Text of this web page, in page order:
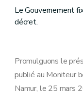
Le Gouvernement
décret.
Promulguons le
publié au Moniteur
Namur, le 25 mars